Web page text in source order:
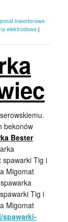
inwertorowe
elektrodowa |
bekonów
Bester
spawarki Tig i
Migomat
Tig i
Migomat
spawarki-